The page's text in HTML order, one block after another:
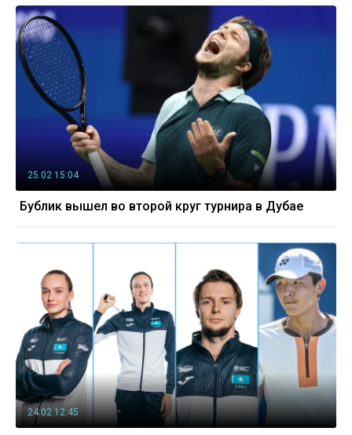
25.02 15:04
Бублик вышел во второй круг турнира в Дубае
24.02 12:45